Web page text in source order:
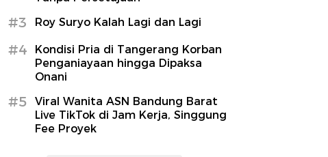
#3 Roy Suryo Kalah Lagi dan Lagi
#4
Kondisi Pria di Tangerang Korban
Penganiayaan hingga Dipaksa
Onani
#5
Viral Wanita ASN Bandung Barat
Live TikTok di Jam Kerja, Singgung
Fee Proyek